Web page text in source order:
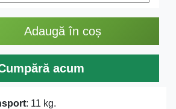
Adaugă în coș
acum
: 11 kg.